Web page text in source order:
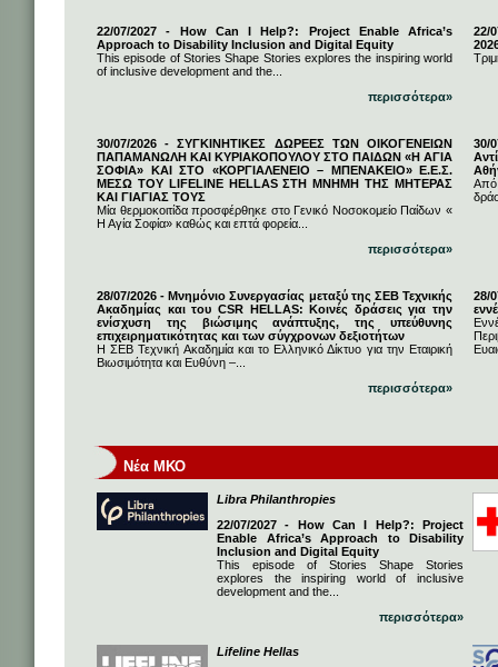
22/07/2027 - How Can I Help?: Project Enable Africa’s
Approach to Disability Inclusion and Digital Equity
This episode of Stories Shape Stories explores the inspiring world
of inclusive development and the...
περισσότερα»
22/
30/07/2026 - ΣΥΓΚΙΝΗΤΙΚΕΣ ΔΩΡΕΕΣ ΤΩΝ ΟΙΚΟΓΕΝΕΙΩΝ
ΠΑΠΑΜΑΝΩΛΗ ΚΑΙ ΚΥΡΙΑΚΟΠΟΥΛΟΥ ΣΤΟ ΠΑΙΔΩΝ «Η ΑΓΙΑ
ΣΟΦΙΑ» ΚΑΙ ΣΤΟ «ΚΟΡΓΙΑΛΕΝΕΙΟ – ΜΠΕΝΑΚΕΙΟ» Ε.Ε.Σ.
ΜΕΣΩ ΤΟΥ LIFELINE HELLAS ΣΤΗ ΜΝΗΜΗ ΤΗΣ ΜΗΤΕΡΑΣ
ΚΑΙ ΓΙΑΓΙΑΣ ΤΟΥΣ
Μία θερμοκοιτίδα προσφέρθηκε στο Γενικό Νοσοκομείο Παίδων «
Η Αγία Σοφία» καθώς και επτά φορεία...
περισσότερα»
30/
Από
28/07/2026 - Μνημόνιο Συνεργασίας μεταξύ της ΣΕΒ Τεχνικής
Ακαδημίας και του CSR HELLAS: Κοινές δράσεις για την
ενίσχυση της βιώσιμης ανάπτυξης, της υπεύθυνης
επιχειρηματικότητας και των σύγχρονων δεξιοτήτων
Η ΣΕΒ Τεχνική Ακαδημία και το Ελληνικό Δίκτυο για την Εταιρική
Βιωσιμότητα και Ευθύνη –...
περισσότερα»
28/
Νέα ΜΚΟ
Libra Philanthropies
22/07/2027 - How Can I Help?: Project
Enable Africa’s Approach to Disability
Inclusion and Digital Equity
This episode of Stories Shape Stories
explores the inspiring world of inclusive
development and the...
περισσότερα»
Lifeline Hellas